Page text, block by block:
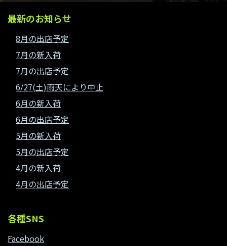
最新のお知らせ
8月の出店予定
7月の新入荷
7月の出店予定
6/27(土)雨天により中止
6月の新入荷
6月の出店予定
5月の新入荷
5月の出店予定
4月の新入荷
4月の出店予定
各種SNS
Facebook